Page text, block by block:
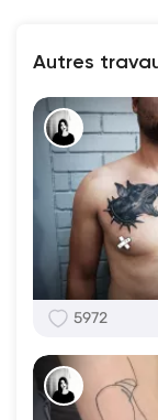
Autres
5972